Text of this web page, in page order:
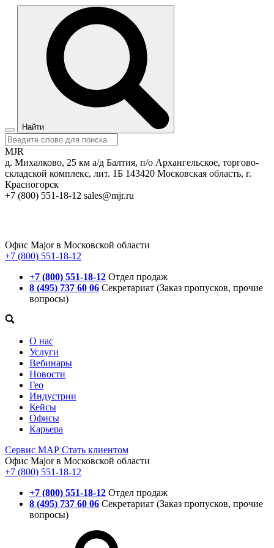
Найти
MJR
д. Михалково, 25 км а/д Балтия, п/о Архангельское, торгово-
складской комплекс, лит. 1Б 143420 Московская область, г.
Красногорск
+7 (800) 551-18-12 sales@mjr.ru
Офис Major в Московской области
+7 (800) 551-18-12
+7 (800) 551-18-12 Отдел продаж
8 (495) 737 60 06 Секретариат (Заказ пропусков, прочие
вопросы)
О нас
Услуги
Вебинары
Новости
Гео
Индустрии
Кейсы
Офисы
Карьера
Сервис МАР Стать клиентом
Офис Major в Московской области
+7 (800) 551-18-12
+7 (800) 551-18-12 Отдел продаж
8 (495) 737 60 06 Секретариат (Заказ пропусков, прочие
вопросы)